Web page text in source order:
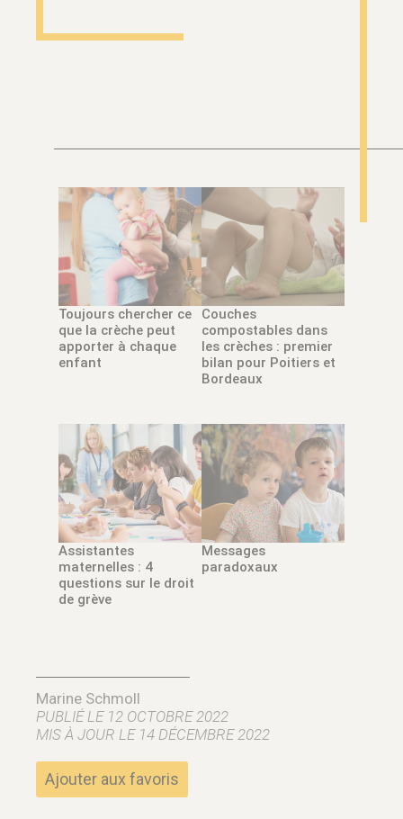
Toujours chercher ce
que la crèche peut
apporter à chaque
enfant
Couches
compostables dans
les crèches : premier
bilan pour Poitiers et
Bordeaux
Assistantes
maternelles : 4
questions sur le droit
de grève
Messages
paradoxaux
Marine Schmoll
PUBLIÉ LE 12 OCTOBRE 2022
MIS À JOUR LE 14 DÉCEMBRE 2022
Ajouter aux favoris